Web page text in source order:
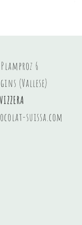
6
(Vallese)
suissa.com